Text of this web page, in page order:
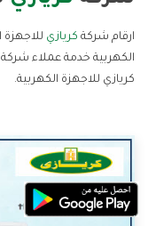
ارقام شركة كريازي للاجهزة
الكهربية خدمة عملاء
كريازي للاجهزة الكهربية.